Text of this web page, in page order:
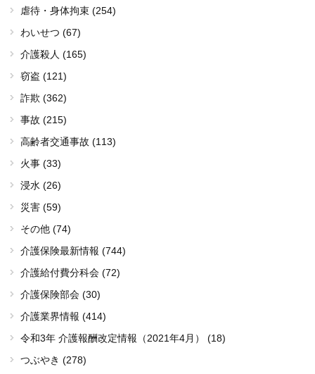
虐待・身体拘束 (254)
わいせつ (67)
介護殺人 (165)
窃盗 (121)
詐欺 (362)
事故 (215)
高齢者交通事故 (113)
火事 (33)
浸水 (26)
災害 (59)
その他 (74)
介護保険最新情報 (744)
介護給付費分科会 (72)
介護保険部会 (30)
介護業界情報 (414)
令和3年 介護報酬改定情報（2021年4月） (18)
つぶやき (278)